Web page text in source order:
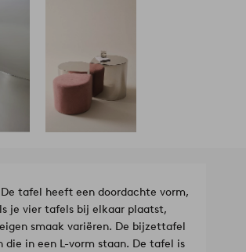
tafel heeft een doordachte vorm,
je vier tafels bij elkaar plaatst,
smaak variëren. De bijzettafel
in een L-vorm staan. De tafel is